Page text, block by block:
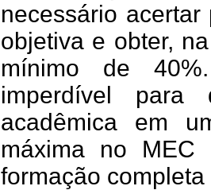
necessário
objetiva e obter,
mínimo de
imperdível para
acadêmica em
máxima no MEC
formação